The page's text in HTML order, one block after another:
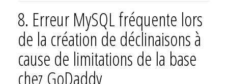
8. Erreur MySQL fréquente lors
de la création de déclinaisons à
cause de limitations de la base
chez GoDaddy